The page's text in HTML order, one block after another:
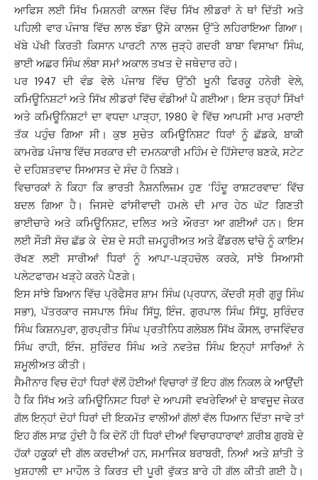
ਆਫਿਸ ਲਈ ਸਿੱਖ ਮਿਸ਼ਨਰੀ ਕਾਲਜ ਵਿੱਚ ਸਿੱਖ ਲੀਡਰਾਂ ਨੇ ਥਾਂ ਦਿੱਤੀ ਅਤੇ
ਪਹਿਲੀ ਵਾਰ ਪੰਜਾਬ ਵਿੱਚ ਲਾਲ ਝੰਡਾ ਉਸੇ ਕਾਲਜ ਉੱਤੇ ਲਹਿਰਾਇਆ ਗਿਆ।
ਖੱਬੇ ਪੱਖੀ ਕਿਰਤੀ ਕਿਸਾਨ ਪਾਰਟੀ ਨਾਲ ਜੁੜ੍ਹੇ ਗਦਰੀ ਬਾਬਾ ਵਿਸਾਖਾ ਸਿੰਘ,
ਭਾਈ ਅਛਰ ਸਿੰਘ ਲੰਬਾ ਸਮਾਂ ਅਕਾਲ ਤਖਤ ਦੇ ਜਥੇਦਾਰ ਰਹੇ।
ਪਰ 1947 ਦੀ ਵੰਡ ਵੇਲੇ ਪੰਜਾਬ ਵਿੱਚ ਉੱਠੀ ਖੂਨੀ ਫਿਰਕੂ ਹਨੇਰੀ ਵੇਲੇ,
ਕਮਿਊਨਿਸ਼ਟਾਂ ਅਤੇ ਸਿੱਖ ਲੀਡਰਾਂ ਵਿੱਚ ਵੰਡੀਆਂ ਪੈ ਗਈਆ। ਇਸ ਤਰ੍ਹਾਂ ਸਿੱਖਾਂ
ਅਤੇ ਕਮਿਊਨਿਸ਼ਟਾਂ ਦਾ ਵਧਦਾ ਪਾੜ੍ਹਾ, 1980 ਵੇ ਵਿੱਚ ਆਪਸੀ ਮਾਰ ਮਰਾਈ
ਤੱਕ ਪਹੁੰਚ ਗਿਆ ਸੀ। ਕੁਝ ਸੁਚੇਤ ਕਮਿਊਨਿਸ਼ਟ ਧਿਰਾਂ ਨੂੰ ਛੱਡਕੇ, ਬਾਕੀ
ਕਾਮਰੇਡ ਪੰਜਾਬ ਵਿੱਚ ਸਰਕਾਰ ਦੀ ਦਮਨਕਾਰੀ ਮਹਿੰਮ ਦੇ ਹਿੱਸੇਦਾਰ ਬਣਕੇ, ਸਟੇਟ
ਦੇ ਦਹਿਸ਼ਤਵਾਦ ਸਿਆਸਤ ਦੇ ਸੰਦ ਹੋ ਨਿਬੜੇ।
ਵਿਚਾਰਕਾਂ ਨੇ ਕਿਹਾ ਕਿ ਭਾਰਤੀ ਨੈਸ਼ਨਲਿਜ਼ਮ ਹੁਣ ‘ਹਿੰਦੂ ਰਾਸ਼ਟਰਵਾਦ’ ਵਿੱਚ
ਬਦਲ ਗਿਆ ਹੈ। ਜਿਸਦੇ ਫਾਂਸੀਵਾਦੀ ਹਮਲੇ ਦੀ ਮਾਰ ਹੇਠ ਘੱਟ ਗਿਣਤੀ
ਭਾਈਚਾਰੇ ਅਤੇ ਕਮਿਊਨਿਸ਼ਟ, ਦਲਿਤ ਅਤੇ ਔਰਤਾ ਆ ਗਈਆਂ ਹਨ। ਇਸ
ਲਈ ਸੌੜੀ ਸੋਚ ਛੱਡ ਕੇ ਦੇਸ਼ ਦੇ ਸਹੀ ਜ਼ਮਹੂਰੀਅਤ ਅਤੇ ਫੈਂਡਰਲ ਢਾਂਚੇ ਨੂੰ ਕਾਇਮ
ਰੱਖਣ ਲਈ ਸਾਰੀਆਂ ਧਿਰਾਂ ਨੂੰ ਆਪਾ-ਪੜ੍ਹਚੋਲ ਕਰਕੇ, ਸਾਂਝੇ ਸਿਆਸੀ
ਪਲੇਟਫਾਰਮ ਖੜ੍ਹੇ ਕਰਨੇ ਪੈਣਗੇ।
ਇਸ ਸਾਂਝੇ ਬਿਆਨ ਵਿੱਚ ਪ੍ਰੋਫੈਸਰ ਸ਼ਾਮ ਸਿੰਘ (ਪ੍ਰਧਾਨ, ਕੇਂਦਰੀ ਸ੍ਰੀ ਗੁਰੂ ਸਿੰਘ
ਸਭਾ), ਪੱਤਰਕਾਰ ਜਸਪਾਲ ਸਿੰਘ ਸਿੱਧੂ, ਇੰਜ. ਗੁਰਪਾਲ ਸਿੰਘ ਸਿੱਧੂ, ਸੁਰਿੰਦਰ
ਸਿੰਘ ਕਿਸ਼ਨਪੁਰਾ, ਗੁਰਪ੍ਰੀਤ ਸਿੰਘ ਪ੍ਰਤੀਨਿਧ ਗਲੋਬਲ ਸਿੱਖ ਕੌਸਲ, ਰਾਜਵਿੰਦਰ
ਸਿੰਘ ਰਾਹੀ, ਇੰਜ. ਸੁਰਿੰਦਰ ਸਿੰਘ ਅਤੇ ਨਵਤੇਜ਼ ਸਿੰਘ ਇਨ੍ਹਾਂ ਸਾਰਿਆਂ ਨੇ
ਸ਼ਮੂਲੀਅਤ ਕੀਤੀ।
ਸੈਮੀਨਾਰ ਵਿਚ ਦੋਹਾਂ ਧਿਰਾਂ ਵੱਲੋਂ ਹੋਈਆਂ ਵਿਚਾਰਾਂ ਤੋਂ ਇਹ ਗੱਲ ਨਿਕਲ ਕੇ ਆਉਂਦੀ
ਹੈ ਕਿ ਸਿੱਖ ਅਤੇ ਕਮਿਊਨਿਸਟ ਧਿਰਾਂ ਦੇ ਆਪਸੀ ਵਖਰੇਵਿਆਂ ਦੇ ਬਾਵਜੂਦ ਜੇਕਰ
ਗੱਲ ਇਨ੍ਹਾਂ ਦੋਹਾਂ ਧਿਰਾਂ ਦੀ ਇਕਮੱਤ ਵਾਲੀਆਂ ਗੱਲਾਂ ਵੱਲ ਧਿਆਨ ਦਿੱਤਾ ਜਾਵੇ ਤਾਂ
ਇਹ ਗੱਲ ਸਾਫ਼ ਹੁੰਦੀ ਹੈ ਕਿ ਦੋਨੋਂ ਹੀ ਧਿਰਾਂ ਦੀਆਂ ਵਿਚਾਰਧਾਰਾਵਾਂ ਗ਼ਰੀਬ ਗੁਰਬੇ ਦੇ
ਹੱਕਾਂ ਹਕੂਕਾਂ ਦੀ ਗੱਲ ਕਰਦੀਆਂ ਹਨ, ਸਮਾਜਿਕ ਬਰਾਬਰੀ, ਨਿਆਂ ਅਤੇ ਸ਼ਾਂਤੀ ਤੇ
ਖੁਸ਼ਹਾਲੀ ਦਾ ਮਾਹੌਲ ਤੇ ਕਿਰਤ ਦੀ ਪੂਰੀ ਵੁੱਕਤ ਬਾਰੇ ਹੀ ਗੱਲ ਕੀਤੀ ਗਈ ਹੈ।